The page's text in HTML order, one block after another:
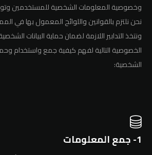
وخصوصية المعلومات الشخصية للمستخدمين
نحن نلتزم بالقوانين واللوائح المعمول بها في
ونتخذ التدابير اللازمة لضمان حماية البيانات
الخصوصية التالية لفهم كيفية جمع واستخدام
الشخصية:
1- جمع المعلومات